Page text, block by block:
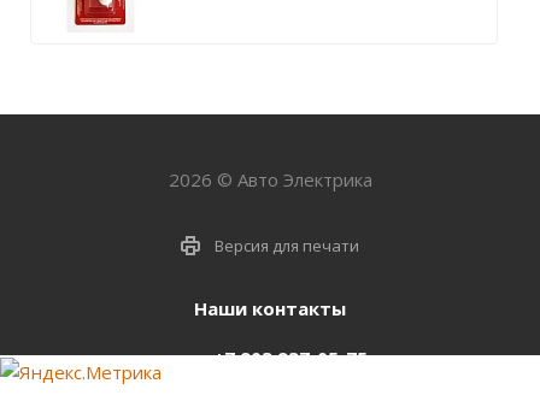
2026 © Авто Электрика
Версия для печати
Наши контакты
+7 903 937-05-75